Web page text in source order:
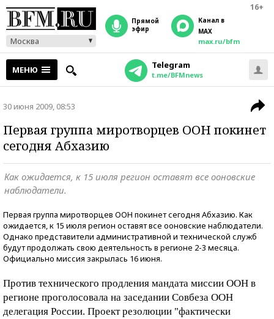
16+
Москва
прямой
эфир
Канал в
MAX
max.ru/bfm
МЕНЮ Telegram
t.me/BFMnews
30 июня 2009, 08:53
Первая группа миротворцев ООН покинет
сегодня Абхазию
Как ожидается, к 15 июля регион оставят все ооновские
наблюдатели.
Первая группа миротворцев ООН покинет сегодня Абхазию. Как
ожидается, к 15 июля регион оставят все ооновские наблюдатели.
Однако представители административной и технической служб
будут продолжать свою деятельность в регионе 2-3 месяца.
Официально миссия закрылась 16 июня.
Против технического продления мандата миссии ООН в
регионе проголосовала на заседании Совбеза ООН
делегация России. Проект резолюции "фактически